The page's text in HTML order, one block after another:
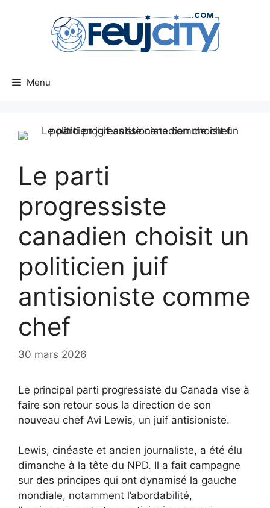
Menu
Le parti
progressiste
canadien choisit un
politicien juif
antisioniste comme
chef
30 mars 2026
Le principal parti progressiste du Canada vise à
faire son retour sous la direction de son
nouveau chef Avi Lewis, un juif antisioniste.
Lewis, cinéaste et ancien journaliste, a été élu
dimanche à la tête du NPD. Il a fait campagne
sur des principes qui ont dynamisé la gauche
mondiale, notamment l’abordabilité,